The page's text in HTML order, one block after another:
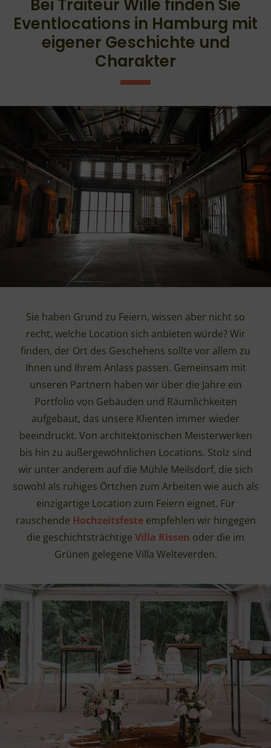
Bei Traiteur Wille finden Sie
Eventlocations in Hamburg mit
eigener Geschichte und
Charakter
Sie haben Grund zu Feiern, wissen aber nicht so
recht, welche Location sich anbieten würde? Wir
finden, der Ort des Geschehens sollte vor allem zu
Ihnen und Ihrem Anlass passen. Gemeinsam mit
unseren Partnern haben wir über die Jahre ein
Portfolio von Gebäuden und Räumlichkeiten
aufgebaut, das unsere Klienten immer wieder
beeindruckt. Von architektonischen Meisterwerken
bis hin zu außergewöhnlichen Locations. Stolz sind
wir unter anderem auf die Mühle Meilsdorf, die sich
sowohl als ruhiges Örtchen zum Arbeiten wie auch als
einzigartige Location zum Feiern eignet. Für
rauschende Hochzeitsfesteempfehlen wir hingegen
die geschichtsträchtige Villa Rissen oder die im
Grünen gelegene Villa Welteverden.